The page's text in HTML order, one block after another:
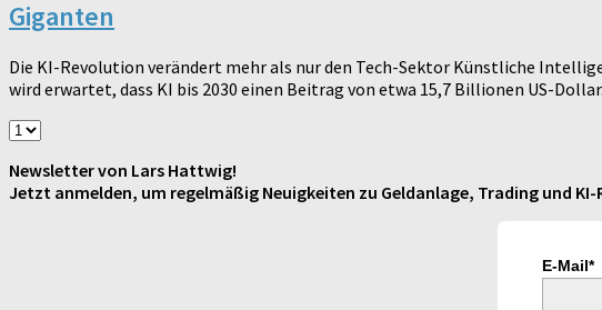
Giganten
Die KI-Revolution verändert mehr als nur den Tech-Sektor Künstliche
wird erwartet, dass KI bis 2030 einen Beitrag von etwa 15,7 Billionen US-
Newsletter von Lars Hattwig!
Jetzt anmelden, um regelmäßig Neuigkeiten zu Geldanlage, Trading und
E-Mail*